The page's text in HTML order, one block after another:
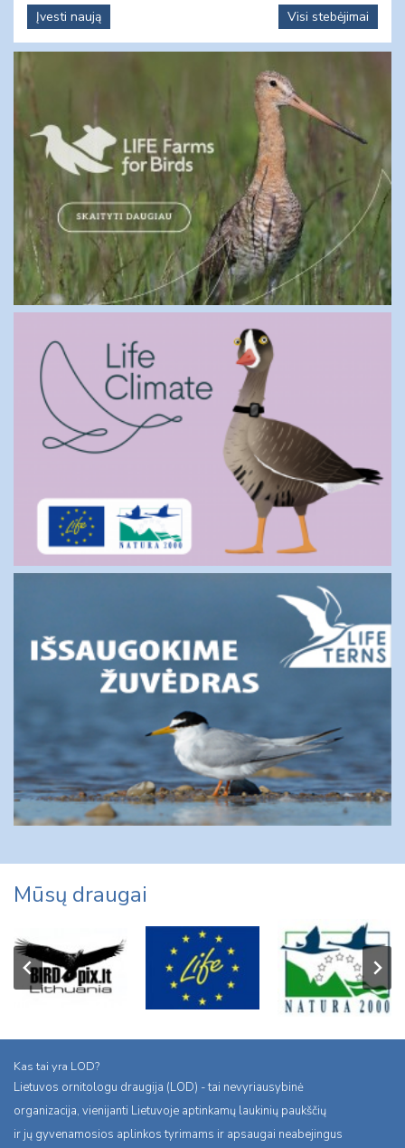
Įvesti naują Visi stebėjimai
Mūsų draugai
Kas tai yra LOD?
Lietuvos ornitologu draugija (LOD) - tai nevyriausybinė
organizacija, vienijanti Lietuvoje aptinkamų laukinių paukščių
ir jų gyvenamosios aplinkos tyrimams ir apsaugai neabejingus